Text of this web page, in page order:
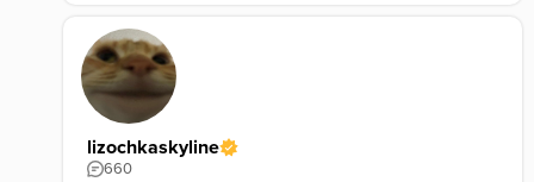
lizochkaskyline
660